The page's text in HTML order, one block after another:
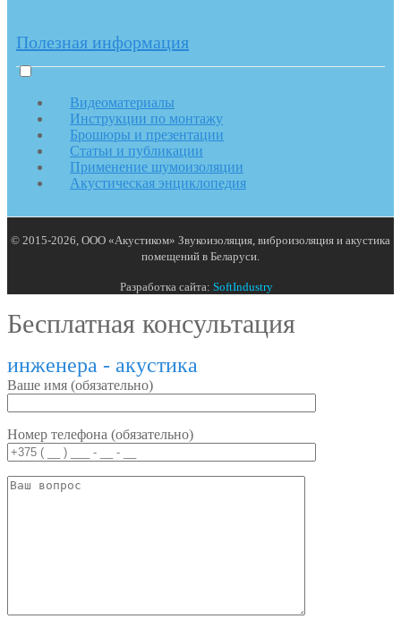
Полезная информация
Видеоматериалы
Инструкции по монтажу
Брошюры и презентации
Статьи и публикации
Применение шумоизоляции
Акустическая энциклопедия
© 2015-2026, ООО «Акустиком» Звукоизоляция, виброизоляция и акустика
помещений в Беларуси.
Разработка сайта: SoftIndustry
Бесплатная консультация
инженера - акустика
Ваше имя (обязательно)
Номер телефона (обязательно)